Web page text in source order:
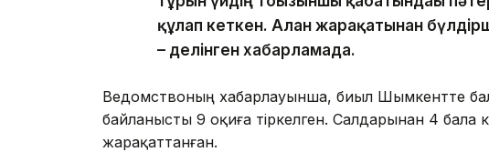
құлап кеткен. Алған жарақатынан
– делінген хабарламада.
Ведомствоның хабарлауынша, биыл Шымкентте
байланысты 9 оқиға тіркелген. Салдарынан 4 бала
жарақаттанған.